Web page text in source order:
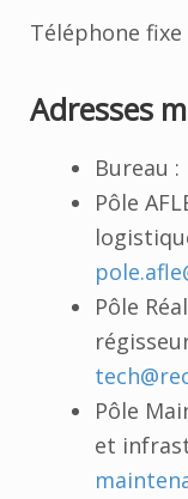
Téléphone fixe
Adresses
Bureau :
Pôle
Pôle
Pôle
et